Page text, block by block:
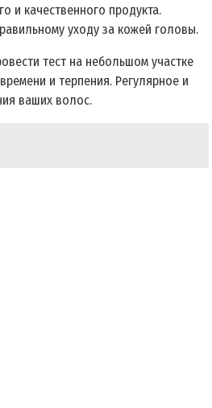
и качественного продукта.
уходу за кожей головы.
тест на небольшом участке
и терпения. Регулярное и
ваших волос.